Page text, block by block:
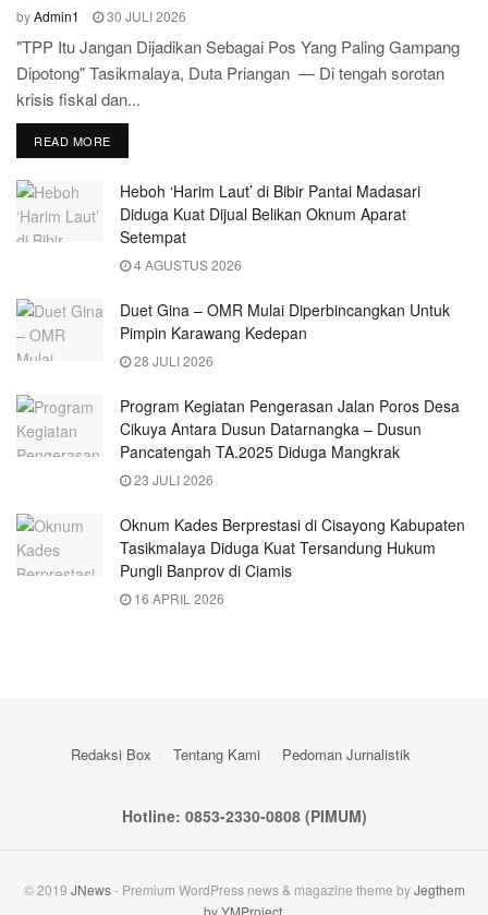
byAdmin1 30 JULI 2026
"TPP Itu Jangan Dijadikan Sebagai Pos Yang Paling Gampang
Dipotong" Tasikmalaya, Duta Priangan — Di tengah sorotan
krisis fiskal dan...
READ MORE
Heboh ‘Harim Laut’ di Bibir Pantai Madasari
Diduga Kuat Dijual Belikan Oknum Aparat
Setempat
4 AGUSTUS 2026
Duet Gina – OMR Mulai Diperbincangkan Untuk
Pimpin Karawang Kedepan
28 JULI 2026
Program Kegiatan Pengerasan Jalan Poros Desa
Cikuya Antara Dusun Datarnangka – Dusun
Pancatengah TA.2025 Diduga Mangkrak
23 JULI 2026
Oknum Kades Berprestasi di Cisayong Kabupaten
Tasikmalaya Diduga Kuat Tersandung Hukum
Pungli Banprov di Ciamis
16 APRIL 2026
Redaksi Box Tentang Kami Pedoman Jurnalistik
Hotline: 0853-2330-0808 (PIMUM)
© 2019 JNews- Premium WordPress news & magazine theme byJegthem
by YMProject.